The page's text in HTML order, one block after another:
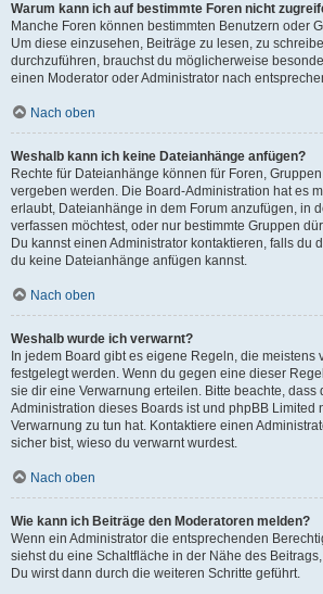
Warum kann ich auf bestimmte Foren nicht
Manche Foren können bestimmten Benutzern oder
Um diese einzusehen, Beiträge zu lesen, zu
durchzuführen, brauchst du möglicherweise
einen Moderator oder Administrator nach
Nach oben
Weshalb kann ich keine Dateianhänge anfügen?
Rechte für Dateianhänge können für Foren,
vergeben werden. Die Board-Administration hat es
erlaubt, Dateianhänge in dem Forum anzufügen, in
verfassen möchtest, oder nur bestimmte Gruppen
Du kannst einen Administrator kontaktieren, falls du
du keine Dateianhänge anfügen kannst.
Nach oben
Weshalb wurde ich verwarnt?
In jedem Board gibt es eigene Regeln, die meistens
festgelegt werden. Wenn du gegen eine dieser
sie dir eine Verwarnung erteilen. Bitte beachte,
Administration dieses Boards ist und phpBB Limited
Verwarnung zu tun hat. Kontaktiere einen
sicher bist, wieso du verwarnt wurdest.
Nach oben
Wie kann ich Beiträge den Moderatoren melden?
Wenn ein Administrator die entsprechenden
siehst du eine Schaltfläche in der Nähe des
Du wirst dann durch die weiteren Schritte geführt.